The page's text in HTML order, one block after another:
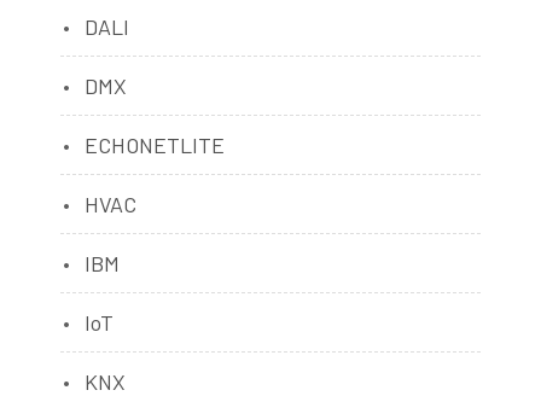
DALI
DMX
ECHONETLITE
HVAC
IBM
IoT
KNX